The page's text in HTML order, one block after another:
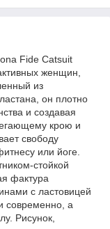
Fide Catsuit
женщин,
из
он плотно
и создавая
крою и
свободу
или йоге.
стойкой
фактура
с ластовицей
современно, а
Рисунок,